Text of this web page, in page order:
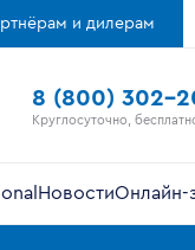
и дилерам
8 (800) 302-
Круглосуточно,
НовостиОнлайн-